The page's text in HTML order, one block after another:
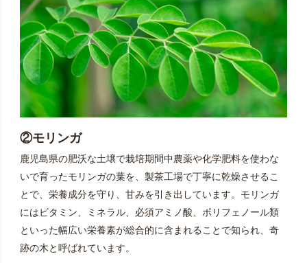
2000年前に著された書物である『神農本草経』に「神仙
茶」と記されており、また、日本で茶の習慣を広めた人
物としても知られる栄西禅師が、鎌倉時代に著した日本
最古の茶書と言われる『喫茶養生記』の中でも、桑葉茶
の飲み方が記されています。
②モリンガ
鹿児島県の肥沃な土壌で栽培期間中農薬や化学肥料を使わな
いで育ったモリンガの葉を、製茶工場で丁寧に乾燥させるこ
とで、栄養成分を守り、甘みを引き出しています。モリンガ
にはビタミン、ミネラル、必須アミノ酸、ポリフェノール類
といった幅広い栄養素が総合的に含まれることで知られ、奇
跡の木と呼ばれています。